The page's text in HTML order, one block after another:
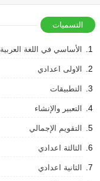
التسميات
الأساسي في اللغة العربية
الاولى اعدادي
التطبيقات
التعبير والإنشاء
التقويم الإجمالي
الثالثة اعدادي
الثانية اعدادي